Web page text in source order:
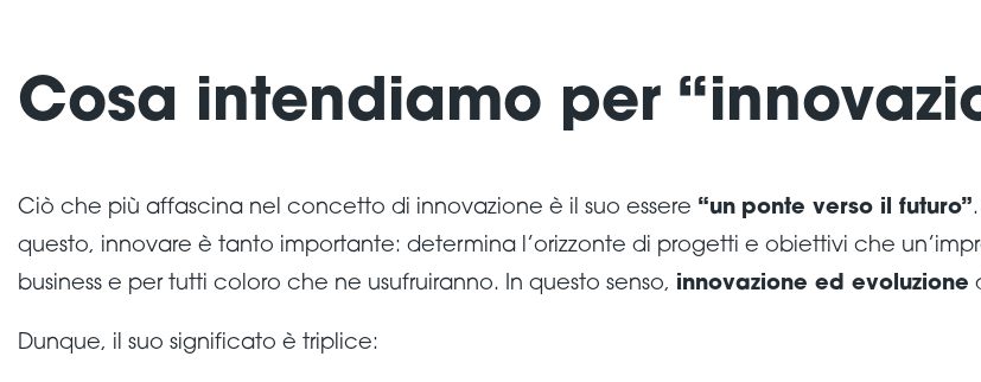
Cosa intendiamo per
Ciò che più affascina nel concetto di innovazione è il suo essere “un ponte verso il futuro”
questo, innovare è tanto importante: determina l’orizzonte di progetti e obiettivi che
business e per tutti coloro che ne usufruiranno. In questo senso, innovazione ed evoluzione
Dunque, il suo significato è triplice: